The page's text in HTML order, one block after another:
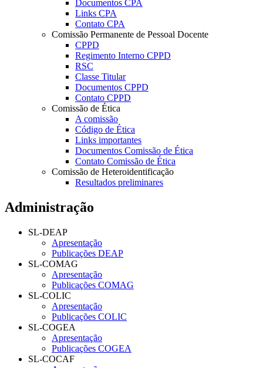
Documentos CPA
Links CPA
Contato CPA
Comissão Permanente de Pessoal Docente
CPPD
Regimento Interno CPPD
RSC
Classe Titular
Documentos CPPD
Contato CPPD
Comissão de Ética
A comissão
Código de Ética
Links importantes
Documentos Comissão de Ética
Contato Comissão de Ética
Comissão de Heteroidentificação
Resultados preliminares
Administração
SL-DEAP
Apresentação
Publicações DEAP
SL-COMAG
Apresentação
Publicações COMAG
SL-COLIC
Apresentação
Publicações COLIC
SL-COGEA
Apresentação
Publicações COGEA
SL-COCAF